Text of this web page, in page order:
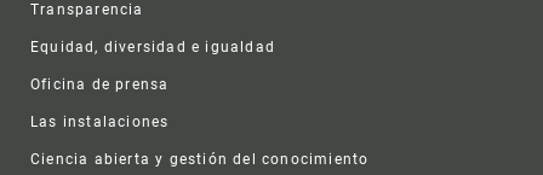
Transparencia
Equidad, diversidad e igualdad
Oficina de prensa
Las instalaciones
Ciencia abierta y gestión del conocimiento